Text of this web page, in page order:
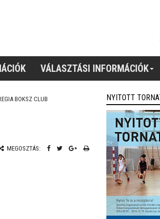
VÁLASZTÁSI INFORMÁCIÓK
BOKSZ CLUB
MEGOSZTÁS:
NYITOTT